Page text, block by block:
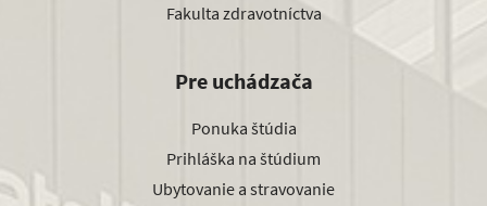
Fakulta zdravotníctva
Pre uchádzača
Ponuka štúdia
Prihláška na štúdium
Ubytovanie a stravovanie